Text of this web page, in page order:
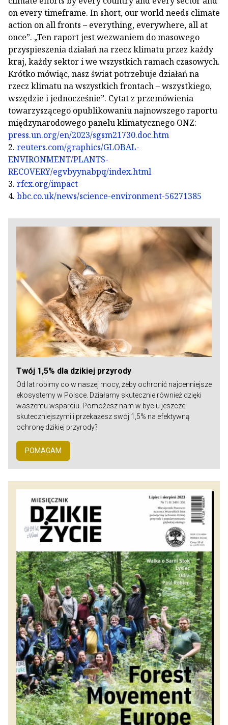
on every timeframe. In short, our world needs climate
action on all fronts – everything, everywhere, all at
once”. „Ten raport jest wezwaniem do masowego
przyspieszenia działań na rzecz klimatu przez każdy
kraj, każdy sektor i we wszystkich ramach czasowych.
Krótko mówiąc, nasz świat potrzebuje działań na
rzecz klimatu na wszystkich frontach – wszystkiego,
wszędzie i jednocześnie”. Cytat z przemówienia
towarzyszącego opublikowaniu najnowszego raportu
międzynarodowego panelu klimatycznego ONZ:
press.un.org/en/2023/sgsm21730.doc.htm
2. reuters.com/graphics/GLOBAL-
ENVIRONMENT/PLANTS-
RECOVERY/egvbyynabpq/index.html
3. rfcx.org/impact
4. bbc.co.uk/news/science-environment-56271385
Twój 1,5% dla dzikiej przyrody
Od lat robimy co w naszej mocy, żeby ochronić najcenniejsze
ekosystemy w Polsce. Działamy skutecznie również dzięki
waszemu wsparciu. Pomożesz nam w byciu jeszcze
skuteczniejszymi i przekażesz swój 1,5% na efektywną
ochronę dzikiej przyrody?
POMAGAM